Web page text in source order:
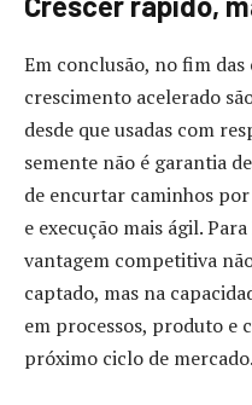
Em conclusão, no fim
crescimento acelerado
desde que usadas com
semente não é garantia
de encurtar caminhos
e execução mais ágil.
vantagem competitiva
captado, mas na
em processos, produto e
próximo ciclo de mercado.